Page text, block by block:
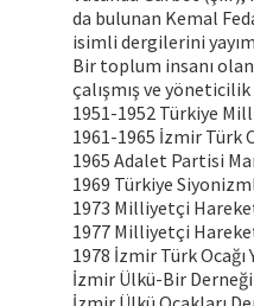
da bulunan Kemal
isimli dergilerini
Bir toplum insanı
çalışmış ve yöneticilik
1951-1952 Türkiye
1961-1965 İzmir Türk
1965 Adalet Partisi
1969 Türkiye
1973 Milliyetçi
1977 Milliyetçi
1978 İzmir Türk
İzmir Ülkü-Bir